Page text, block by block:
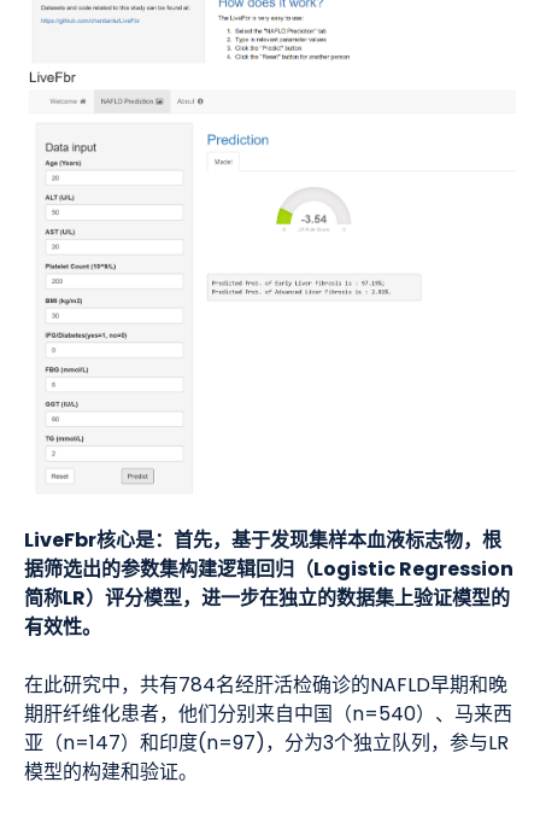
LiveFbr核心是：首先，基于发现集样本血液标志物，根
据筛选出的参数集构建逻辑回归（Logistic Regression
简称LR）评分模型，进一步在独立的数据集上验证模型的
有效性。
在此研究中，共有784名经肝活检确诊的NAFLD早期和晚
期肝纤维化患者，他们分别来自中国（n=540）、马来西
亚（n=147）和印度(n=97)，分为3个独立队列，参与LR
模型的构建和验证。